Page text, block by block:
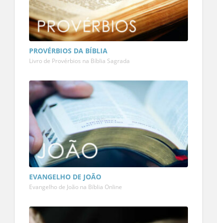
PROVÉRBIOS DA BÍBLIA
Livro de Provérbios na Bíblia Sagrada
EVANGELHO DE JOÃO
Evangelho de João na Bíblia Online